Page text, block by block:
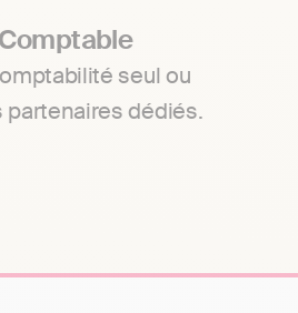
seul ou
partenaires dédiés.